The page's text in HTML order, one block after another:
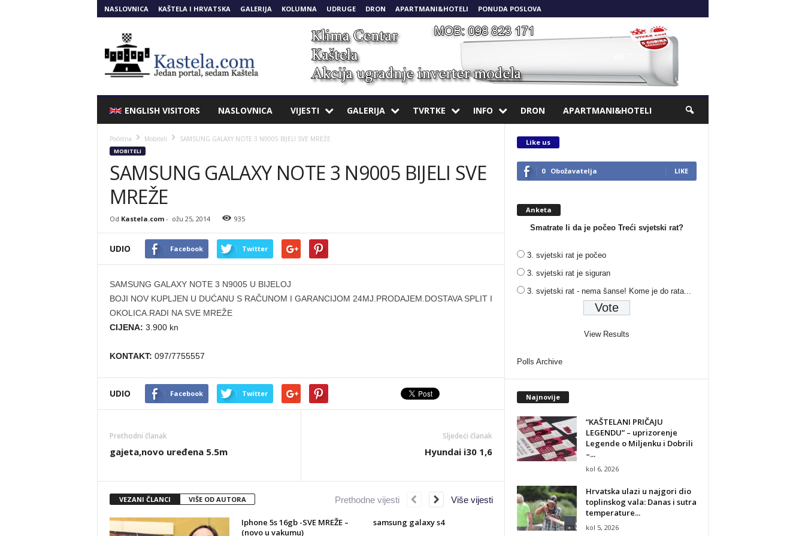
NASLOVNICA KAŠTELA I HRVATSKA GALERIJA KOLUMNA UDRUGE DRON APARTMANI&HOTELI PONUDA POSLOVA
ENGLISH VISITORS NASLOVNICA VIJESTI GALERIJA TVRTKE INFO DRON APARTMANI&HOTELI
Početna Mobiteli SAMSUNG GALAXY NOTE 3 N9005 BIJELI SVE MREŽE
MOBITELI
SAMSUNG GALAXY NOTE 3 N9005 BIJELI SVE
MREŽE
Od Kastela.com- ožu 25, 2014 935
UDIO Facebook Twitter
SAMSUNG GALAXY NOTE 3 N9005 U BIJELOJ
BOJI NOV KUPLJEN U DUĆANU S RAČUNOM I GARANCIJOM 24MJ.PRODAJEM.DOSTAVA SPLIT I
OKOLICA.RADI NA SVE MREŽE
CIJENA: 3.900 kn
KONTAKT: 097/7755557
UDIO Facebook Twitter
Prethodni članak
gajeta,novo uređena 5.5m
Sljedeći članak
Hyundai i30 1,6
VEZANI ČLANCI VIŠE OD AUTORA
Iphone 5s 16gb -SVE MREŽE –
(novo u vakumu)
samsung galaxy s4
Prethodne vijesti Više vijesti
Like us
0 Obožavatelja LIKE
Anketa
Smatrate li da je počeo Treći svjetski rat?
3. svjetski rat je počeo
3. svjetski rat je siguran
3. svjetski rat - nema šanse! Kome je do rata...
View Results
Polls Archive
Najnovije
“KAŠTELANI PRIČAJU
LEGENDU” – uprizorenje
Legende o Miljenku i Dobrili
–...
kol 6, 2026
Hrvatska ulazi u najgori dio
toplinskog vala: Danas i sutra
temperature...
kol 5, 2026